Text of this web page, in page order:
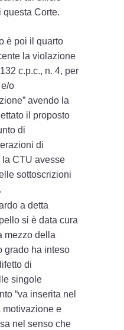
Corte.
è poi il quarto
la violazione
c.p.c., n. 4, per
o
avendo la
il proposto
di
di
la CTU avesse
sottoscrizioni
a detta
si è data cura
mezzo della
grado ha inteso
di
singole
“va inserita nel
motivazione e
nel senso che